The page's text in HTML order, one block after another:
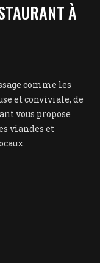
À
comme les
et conviviale, de
vous propose
viandes et